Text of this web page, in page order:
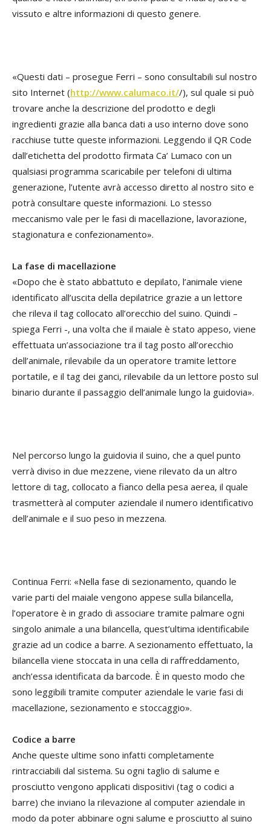
vissuto e altre informazioni di questo genere.
«Questi dati – prosegue Ferri – sono consultabili sul nostro
sito Internet (http://www.calumaco.it//), sul quale si può
trovare anche la descrizione del prodotto e degli
ingredienti grazie alla banca dati a uso interno dove sono
racchiuse tutte queste informazioni. Leggendo il QR Code
dall’etichetta del prodotto firmata Ca’ Lumaco con un
qualsiasi programma scaricabile per telefoni di ultima
generazione, l’utente avrà accesso diretto al nostro sito e
potrà consultare queste informazioni. Lo stesso
meccanismo vale per le fasi di macellazione, lavorazione,
stagionatura e confezionamento».
La fase di macellazione
«Dopo che è stato abbattuto e depilato, l’animale viene
identificato all’uscita della depilatrice grazie a un lettore
che rileva il tag collocato all’orecchio del suino. Quindi –
spiega Ferri -, una volta che il maiale è stato appeso, viene
effettuata un’associazione tra il tag posto all’orecchio
dell’animale, rilevabile da un operatore tramite lettore
portatile, e il tag dei ganci, rilevabile da un lettore posto sul
binario durante il passaggio dell’animale lungo la guidovia».
Nel percorso lungo la guidovia il suino, che a quel punto
verrà diviso in due mezzene, viene rilevato da un altro
lettore di tag, collocato a fianco della pesa aerea, il quale
trasmetterà al computer aziendale il numero identificativo
dell’animale e il suo peso in mezzena.
Continua Ferri: «Nella fase di sezionamento, quando le
varie parti del maiale vengono appese sulla bilancella,
l’operatore è in grado di associare tramite palmare ogni
singolo animale a una bilancella, quest’ultima identificabile
grazie ad un codice a barre. A sezionamento effettuato, la
bilancella viene stoccata in una cella di raffreddamento,
anch’essa identificata da barcode. È in questo modo che
sono leggibili tramite computer aziendale le varie fasi di
macellazione, sezionamento e stoccaggio».
Codice a barre
Anche queste ultime sono infatti completamente
rintracciabili dal sistema. Su ogni taglio di salume e
prosciutto vengono applicati dispositivi (tag o codici a
barre) che inviano la rilevazione al computer aziendale in
modo da poter abbinare ogni salume e prosciutto al suino